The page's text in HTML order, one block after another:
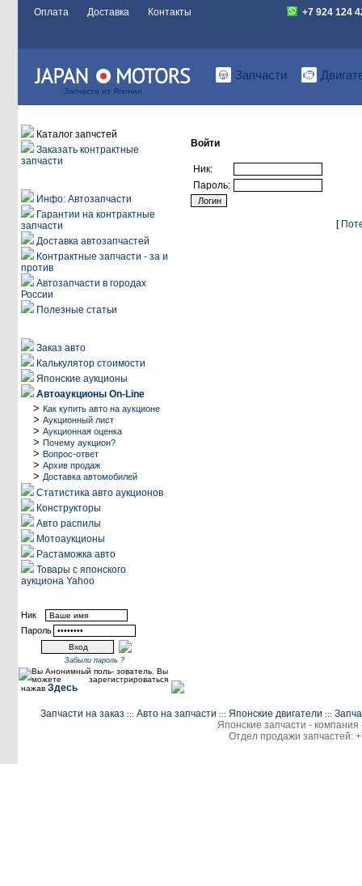
Оплата Доставка Контакты +7 924 124
Запчасти из Японии
Запчасти
Каталог запчстей
Заказать контрактные
запчасти
Инфо: Автозапчасти
Гарантии на контрактные
запчасти
Доставка автозапчастей
Контрактные запчасти - за и
против
Автозапчасти в городах
России
Полезные статьи
Заказ авто
Калькулятор стоимости
Японские аукционы
Автоаукционы On-Line
> Как купить авто на аукционе
> Аукционный лист
> Аукционная оценка
> Почему аукцион?
> Вопрос-ответ
> Архив продаж
> Доставка автомобилей
Статистика авто аукционов
Конструкторы
Авто распилы
Мотоаукционы
Растаможка авто
Товары с японского
аукциона Yahoo
Ник
Пароль
Забыли пароль ?
Вы Анонимный поль- зователь. Вы
можете зарегистрироваться
нажав Здесь
Войти
Ник:
Пароль:
[
Запчасти на заказ ::: Авто на запчасти ::: Японские двигатели :::
Японские запчасти -
Отдел продажи запчастей: